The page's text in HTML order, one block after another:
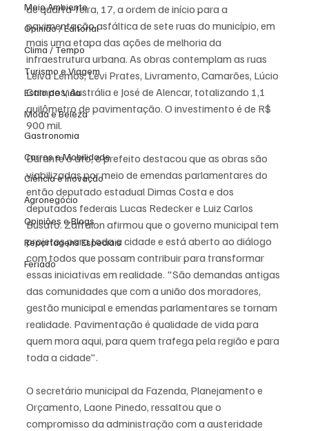
Meio Ambiente
Opinião / Editorial
Clima / Tempo
Turismo e Viagem
Estilo de Vida
Moda e Beleza
Gastronomia
Carros e Mobilidade
Ciência e Inovação
Agronegócio
Opiniões e Blogs
Reportagens Especiais
Feriado
de quarta-feira, 17, a ordem de início para a
pavimentação asfáltica de sete ruas do município, em
mais uma etapa das ações de melhoria da
infraestrutura urbana. As obras contemplam as ruas
Leiva Lemos, Levi Prates, Livramento, Camarões, Lúcio
Campos, Austrália e José de Alencar, totalizando 1,1
quilômetro de pavimentação. O investimento é de R$
900 mil.
Durante o ato, o prefeito destacou que as obras são
viabilizadas por meio de emendas parlamentares do
então deputado estadual Dimas Costa e dos
deputados federais Lucas Redecker e Luiz Carlos
Busato. Zaffalon afirmou que o governo municipal tem
projetos para toda a cidade e está aberto ao diálogo
com todos que possam contribuir para transformar
essas iniciativas em realidade. "São demandas antigas
das comunidades que com a união dos moradores,
gestão municipal e emendas parlamentares se tornam
realidade. Pavimentação é qualidade de vida para
quem mora aqui, para quem trafega pela região e para
toda a cidade".
O secretário municipal da Fazenda, Planejamento e
Orçamento, Laone Pinedo, ressaltou que o
compromisso da administração com a austeridade